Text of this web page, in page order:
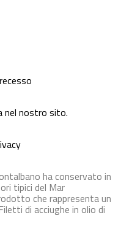
nel nostro sito.
ha conservato in
tipici del Mar
che rappresenta un
di acciughe in olio di